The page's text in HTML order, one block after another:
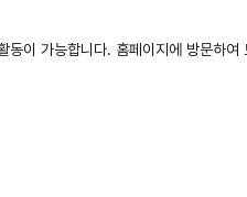
이 가능합니다. 홈페이지에 방문하여